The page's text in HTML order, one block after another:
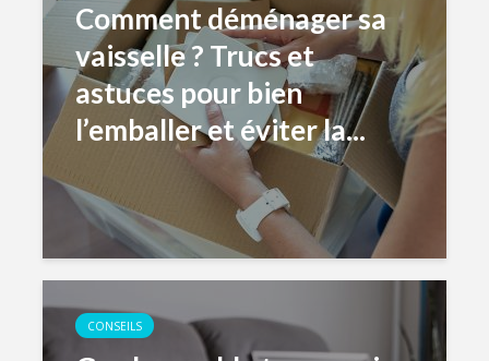
Comment déménager sa
vaisselle ? Trucs et
astuces pour bien
l’emballer et éviter la...
CONSEILS